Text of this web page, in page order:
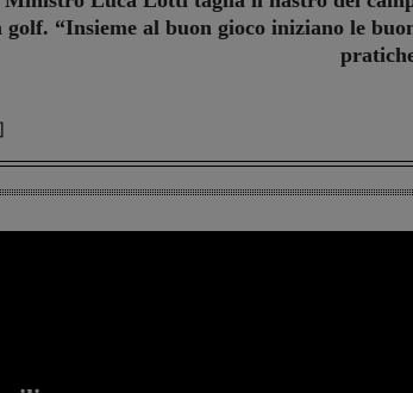
golf. “Insieme al buon gioco iniziano le